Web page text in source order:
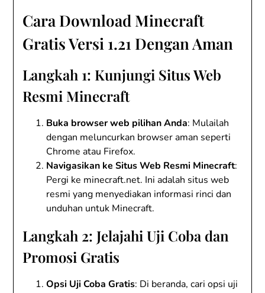
Cara Download Minecraft
Gratis Versi 1.21 Dengan Aman
Langkah 1: Kunjungi Situs Web
Resmi Minecraft
Buka browser web pilihan Anda: Mulailah
dengan meluncurkan browser aman seperti
Chrome atau Firefox.
Navigasikan ke Situs Web Resmi Minecraft:
Pergi ke minecraft.net. Ini adalah situs web
resmi yang menyediakan informasi rinci dan
unduhan untuk Minecraft.
Langkah 2: Jelajahi Uji Coba dan
Promosi Gratis
Opsi Uji Coba Gratis: Di beranda, cari opsi uji